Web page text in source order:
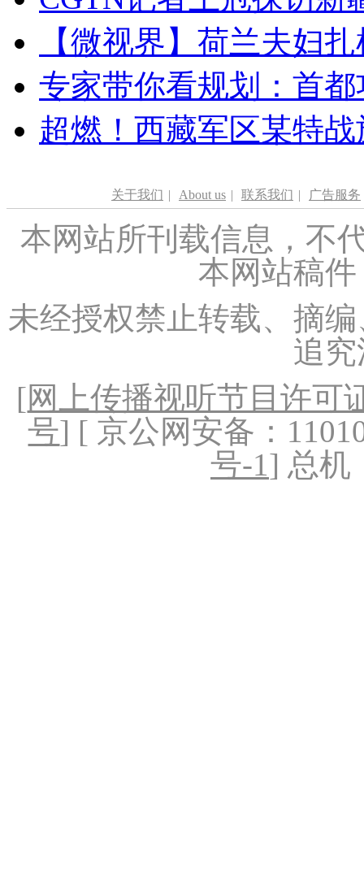
【微视界】荷兰夫妇
专家带你看规划：首
超燃！西藏军区某特
关于我们 | About us | 联系我们 | 广告服务
本网站所刊载信息，不
本网站稿
未经授权禁止转载、摘
追
[网上传播视听节目许可
号] [ 京公网安备：
号-1] 总机